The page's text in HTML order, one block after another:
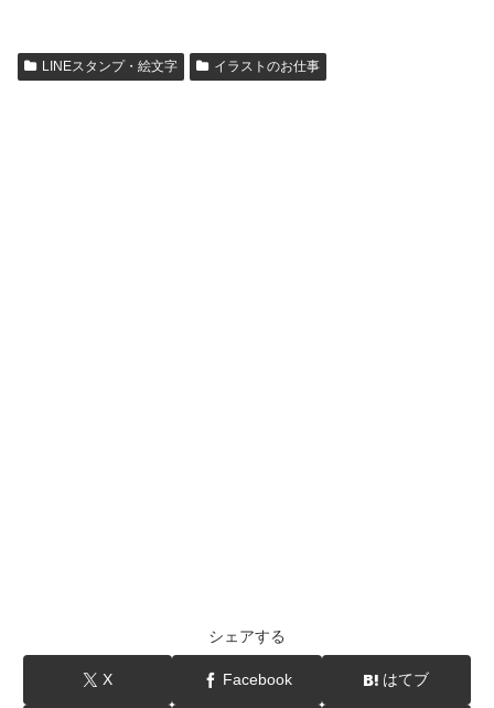
LINEスタンプ・絵文字 イラストのお仕事
シェアする
X Facebook はてブ